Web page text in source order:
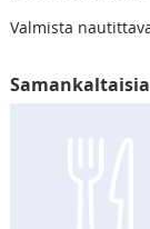
Valmista